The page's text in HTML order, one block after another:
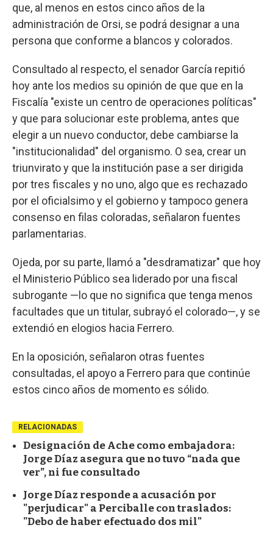
que, al menos en estos cinco años de la
administración de Orsi, se podrá designar a una
persona que conforme a blancos y colorados.
Consultado al respecto, el senador García repitió
hoy ante los medios su opinión de que que en la
Fiscalía "existe un centro de operaciones políticas"
y que para solucionar este problema, antes que
elegir a un nuevo conductor, debe cambiarse la
"institucionalidad" del organismo. O sea, crear un
triunvirato y que la institución pase a ser dirigida
por tres fiscales y no uno, algo que es rechazado
por el oficialsimo y el gobierno y tampoco genera
consenso en filas coloradas, señalaron fuentes
parlamentarias.
Ojeda, por su parte, llamó a "desdramatizar" que hoy
el Ministerio Público sea liderado por una fiscal
subrogante —lo que no significa que tenga menos
facultades que un titular, subrayó el colorado—, y se
extendió en elogios hacia Ferrero.
En la oposición, señalaron otras fuentes
consultadas, el apoyo a Ferrero para que continúe
estos cinco años de momento es sólido.
RELACIONADAS
Designación de Ache como embajadora:
Jorge Díaz asegura que no tuvo “nada que
ver”, ni fue consultado
Jorge Díaz responde a acusación por
"perjudicar" a Perciballe con traslados:
"Debo de haber efectuado dos mil"